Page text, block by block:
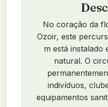
No coração da
Ozoir, este
m está instalado
natural. O
indivíduos,
equipamentos